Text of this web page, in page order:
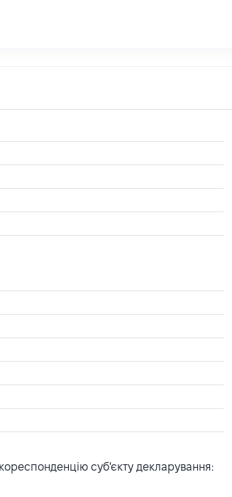
суб'єкту декларування: